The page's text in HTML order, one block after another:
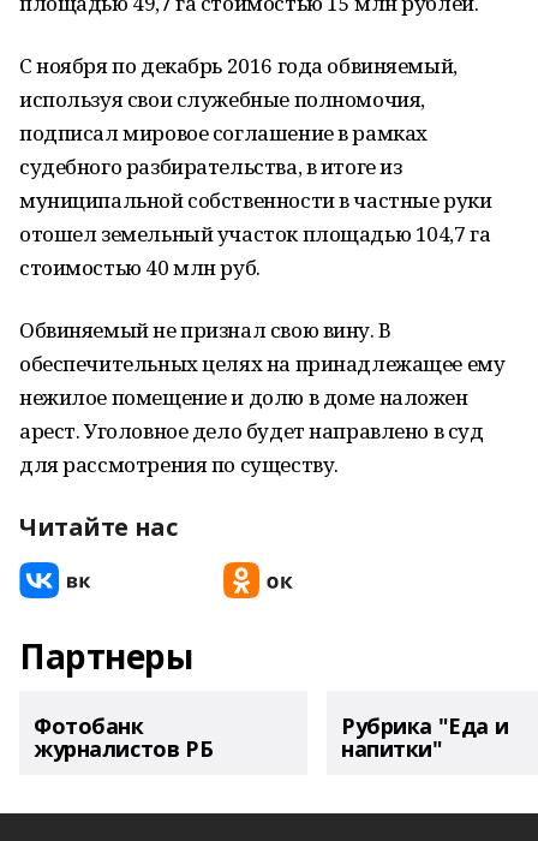
С ноября по декабрь 2016 года обвиняемый,
используя свои служебные полномочия,
подписал мировое соглашение в рамках
судебного разбирательства, в итоге из
муниципальной собственности в частные руки
отошел земельный участок площадью 104,7 га
стоимостью 40 млн руб.
Обвиняемый не признал свою вину. В
обеспечительных целях на принадлежащее ему
нежилое помещение и долю в доме наложен
арест. Уголовное дело будет направлено в суд
для рассмотрения по существу.
Читайте нас
Партнеры
Фотобанк
журналистов РБ
Рубрика "Еда и
напитки"